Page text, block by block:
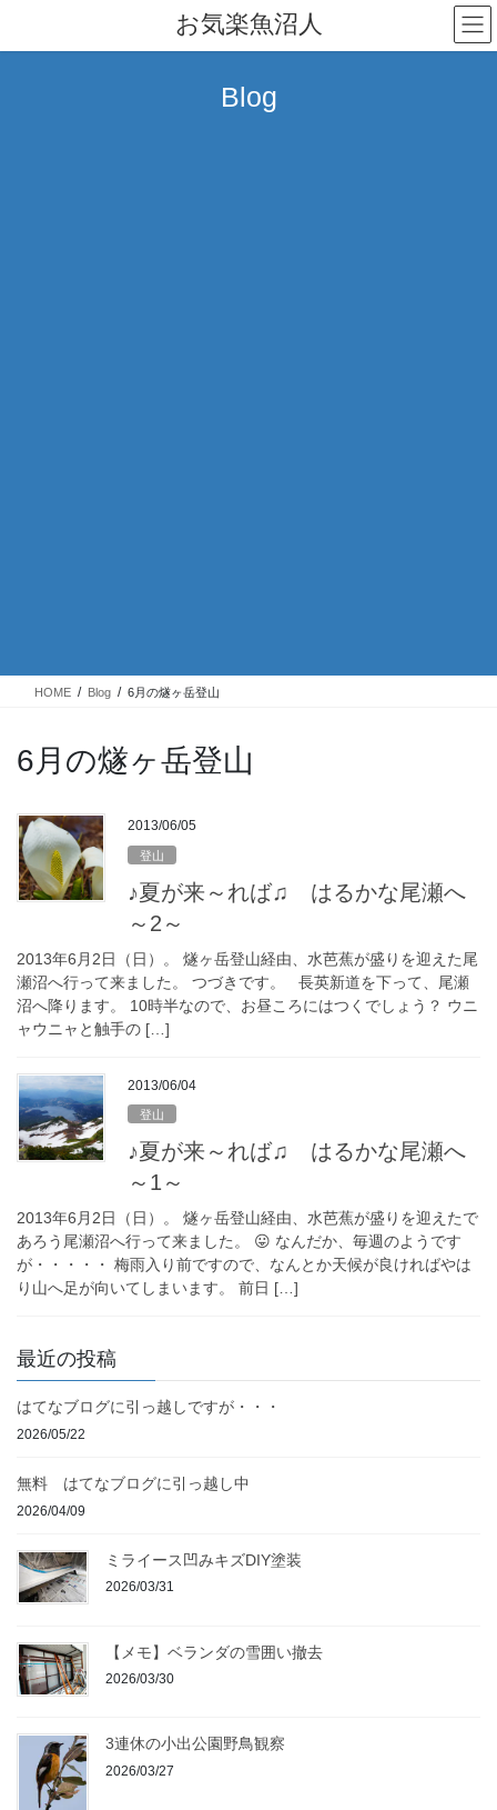
テ
ゲ
お気楽魚沼人
Blog
HOME Blog 6月の燧ヶ岳登山
6月の燧ヶ岳登山
2013/06/05
登山
♪夏が来～れば♫ はるかな尾瀬へ
～2～
2013年6月2日（日）。 燧ヶ岳登山経由、水芭蕉が盛りを迎えた尾
瀬沼へ行って来ました。 つづきです。 長英新道を下って、尾瀬
沼へ降ります。 10時半なので、お昼ころにはつくでしょう？ ウニ
ャウニャと触手の […]
2013/06/04
登山
♪夏が来～れば♫ はるかな尾瀬へ
～1～
2013年6月2日（日）。 燧ヶ岳登山経由、水芭蕉が盛りを迎えたで
あろう尾瀬沼へ行って来ました。 😛 なんだか、毎週のようです
が・・・・・ 梅雨入り前ですので、なんとか天候が良ければやは
り山へ足が向いてしまいます。 前日 […]
最近の投稿
はてなブログに引っ越しですが・・・
2026/05/22
無料 はてなブログに引っ越し中
2026/04/09
ミライース凹みキズDIY塗装
2026/03/31
【メモ】ベランダの雪囲い撤去
2026/03/30
3連休の小出公園野鳥観察
2026/03/27